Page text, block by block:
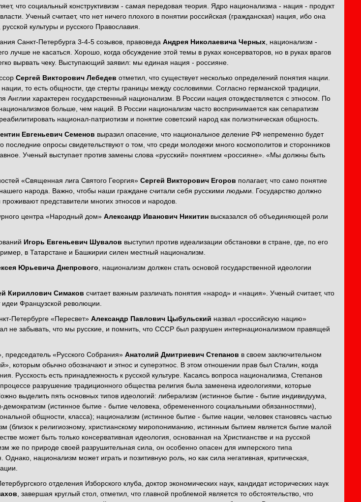
что социальный конструктивизм - самая передовая теория. Ядро национализма - нация - продукт
Ученый считает, что нет ничего плохого в понятии российская (гражданская) нация, ибо она
культуры и русского Православия.
Санкт-Петербурга 3-4-5 созывов, правоведа Андрея Николаевича Черных, национализм -
лучше не касаться. Хорошо, когда обсуждение этой темы в руках консерваторов, но в руках врагов
вырвать чеку. Выступающий заявил: мы единая нация - россияне.
Сергей Викторович Лебедев отметил, что существует несколько определений понятия нации.
то есть общности, где стерты границы между сословиями. Согласно германской традиции,
Англии характерен государственный национализм. В России нация отождествляется с этносом. По
больше, чем наций. В России национализм часто воспринимается как сепаратизм
национал-патриотизм и понятие советский народ как полиэтническая общность.
Евгеньевич Семенов выразил опасение, что национальное деление РФ непременно будет
опросы свидетельствуют о том, что среди молодежи много космополитов и сторонников
Ученый выступает против замены слова «русский» понятием «россияне». «Мы должны быть
«Священная лига Святого Георгия» Сергей Викторович Егоров полагает, что само понятие
народа. Важно, чтобы наши граждане считали себя русскими людьми. Государство должно
представители многих этносов и народов.
центра «Народный дом» Александр Иванович Никитинвысказался об объединяющей роли
Игорь Евгеньевич Шувалов выступил против идеализации обстановки в стране, где, по его
в Татарстане и Башкирии силен местный национализм.
Юрьевича Днепрового , национализм должен стать основой государственной идеологии
Кириллович Симаков считает важным различать понятия «народ» и «нация». Ученый считает, что
Французской революции.
Петербурге «Пересвет» Александр Павлович Цыбульский назвал «российскую нацию»
не забывать, что мы русские, и помнить, что СССР был разрушен интернационализмом правящей
председатель «Русского Собрания» Анатолий Дмитриевич Степанов в своем заключительном
которым обычно обозначают и этнос и суперэтнос. В этом отношении прав был Сталин, когда
Русскость есть принадлежность к русской культуре. Касаясь вопроса национализма, Степанов
разрушение традиционного общества религия была заменена идеологиями, которые
выделить пять основных типов идеологий: либерализм (истинное бытие - бытие индивидуума,
(истинное бытие - бытие человека, обремененного социальными обязанностями),
общности, класса); национализм (истинное бытие - бытие нации, человек становясь частью
(близок к религиозному, христианскому миропониманию, истинным бытием является бытие малой
может быть только консервативная идеология, основанная на Христианстве и на русской
же по природе своей разрушительная сила, он особенно опасен для имперского типа
Однако, национализм может играть и позитивную роль, но как сила негативная, критическая,
отделения Изборского клуба, доктор экономических наук, кандидат исторических наук
, завершая круглый стол, отметил, что главной проблемой является то обстоятельство, что